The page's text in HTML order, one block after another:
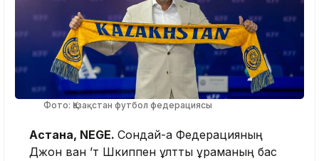
Фото: Қазақстан футбол федерациясы
Астана, NEGE. Сондай-ақ Федерацияның
Джон ван ’т Шкиппен ұлттық құраманың бас